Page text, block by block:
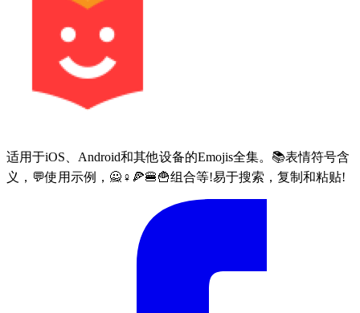
适用于iOS、Android和其他设备的Emojis全集。📚表情符号含
义，💬使用示例，🙅♀🍕🍔🍟组合等!易于搜索，复制和粘贴!